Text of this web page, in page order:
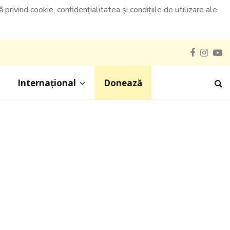
cookie, confidențialitatea și condițiile de utilizare ale
Internațional Donează